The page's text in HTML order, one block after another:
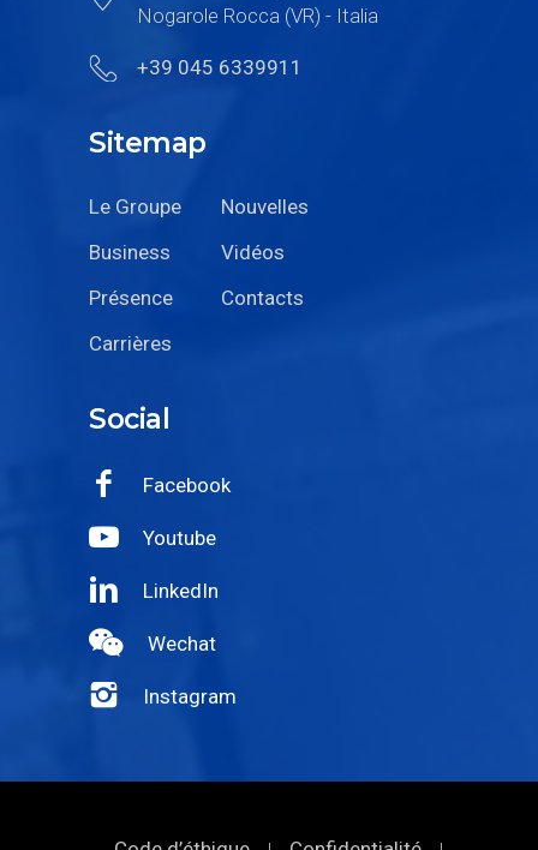
+39 045 6339911
Business
Vidéos
Présence
Contacts
Carrières
Youtube
LinkedIn
Wechat
Instagram
Politique relative aux cookies